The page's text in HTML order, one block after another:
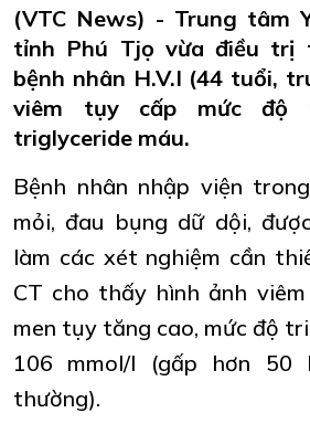
ĐẶT BÁO GIẤY ONLINE
(VTC News) - Trung tâm
tỉnh Phú Tjọ vừa điều trị
bệnh nhân H.V.I (44 tuổi,
viêm tụy cấp mức độ
triglyceride máu.
Bệnh nhân nhập viện
mỏi, đau bụng dữ dội,
làm các xét nghiệm cần
CT cho thấy hình ảnh
men tụy tăng cao, mức độ
106 mmol/l (gấp hơn 50
thường).